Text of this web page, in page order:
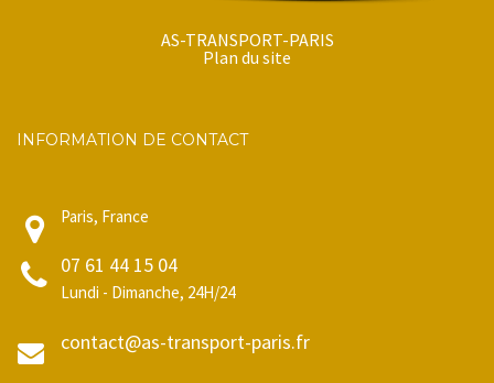
AS-TRANSPORT-PARIS
Plan du site
INFORMATION DE CONTACT
Paris, France
07 61 44 15 04
Lundi - Dimanche, 24H/24
contact@as-transport-paris.fr